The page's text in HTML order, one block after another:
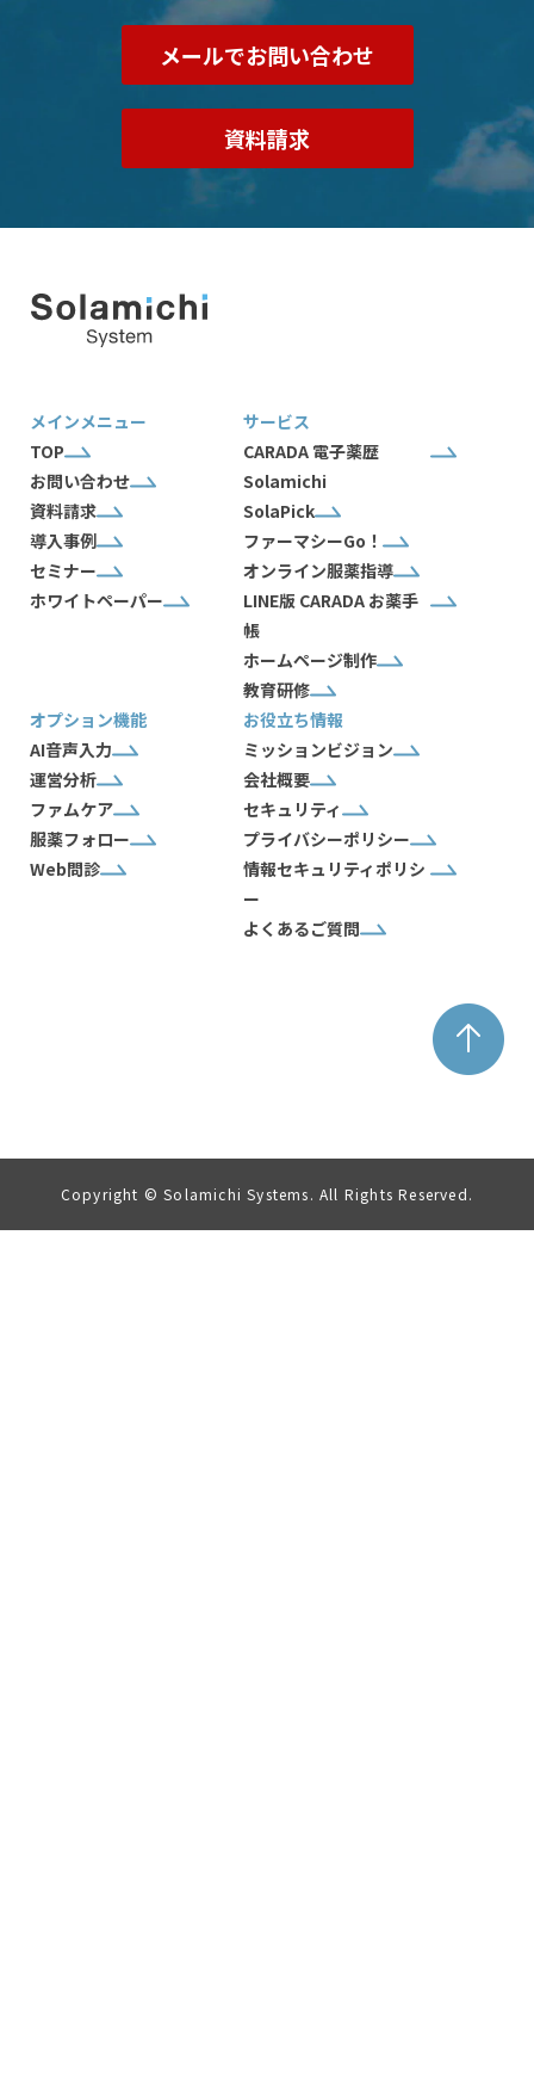
メールでお問い合わせ
資料請求
メインメニュー
TOP
お問い合わせ
資料請求
導入事例
セミナー
ホワイトペーパー
サービス
CARADA 電子薬歴
Solamichi
SolaPick
ファーマシーGo！
オンライン服薬指導
LINE版 CARADA お薬手
帳
ホームページ制作
教育研修
オプション機能
AI音声入力
運営分析
ファムケア
服薬フォロー
Web問診
お役立ち情報
ミッションビジョン
会社概要
セキュリティ
プライバシーポリシー
情報セキュリティポリシ
ー
よくあるご質問
Copyright © Solamichi Systems. All Rights Reserved.